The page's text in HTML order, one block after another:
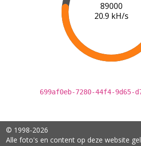
91000
21.0 kH/s
699af0eb-7280-44f4-9d65-
© 1998-2026
Alle foto's en content op deze website